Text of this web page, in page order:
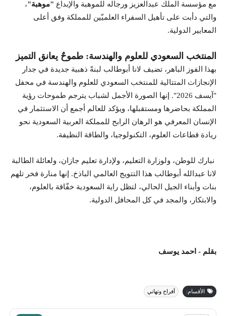
مع مؤسسة الملك عبدالعزيز ورجاله للموهبة والإبداع "موهبة"،
والتي دأبت على تأهيل السفراء العلميّين للمملكة وفق أعلى
المعايير الدولية.
المنتخب السعودي للعلوم والهندسة: طموحٌ يعانق التميز
بهذا الفوز الباهر، تضيف لانا أبوطالب لبنةً ذهبية جديدة في جدار
الإنجازات المتتالية للمنتخب السعودي للعلوم والهندسة في محفل
"آيسف 2026". إنها الصورة الأجمل لشباب يترجم طموحات رؤية
المملكة بحاضرها ومستقبلها، ويؤكد للعالم أجمع أن الاستثمار في
الإنسان المعرفي هو الرهان الرابح للمملكة العربية السعودية نحو
ريادة قطاعات العلوم، التكنولوجيا، والطاقة النظيفة.
نبارك للوطن، ولوزارة التعليم، ولإدارة تعليم جازان، ولعائلة الطالبة
لانا عبدالله أبوطالب هذا التتويج العالمي الباذخ. إنها منارة فخر تلهم
بنات وأبناء الجيل الحالي، لتظل راية السعودية خفّاقة بالعلوم،
والابتكار، والمجد في كل المحافل الدولية.
بقلم - احمد يوسف
الأقسام: أفراح وتهاني